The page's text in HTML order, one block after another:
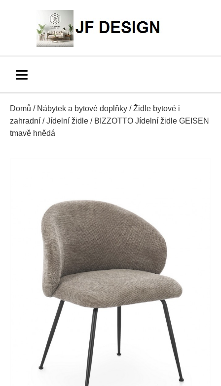
Domů / Nábytek a bytové doplňky /Židle bytové i
zahradní /Jídelní židle / BIZZOTTO Jídelní židle GEISEN
tmavě hnědá